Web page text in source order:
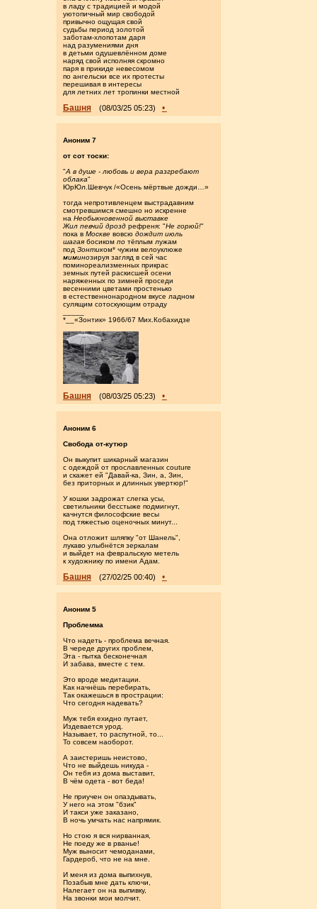
в ладу с традицией и модой
уютопичный мир свободой
привычно ощущая свой
судьбы период золотой
заботам-хлопотам даря
над разумениями дня
в детьми одушевлённом доме
наряд свой исполняя скромно
паря в прикиде невесомом
по ангельски все их протесты
перешивая в интересы
для летних лет тропинки местной
Башня (08/03/25 05:23) •
Аноним 7
от сот тоски:
"А в душе - любовь и вера разгребают
облака"
ЮрЮл.Шевчук /«Осень мёртвые дожди…»
тогда непротивленцем выстрадавним
смотревшимся смешно но искренне
на Необыкновенной выставке
Жил певчий дроздрефреня: "Не горюй!"
пока в Москвевовсю дождит июль
шагаябосиком потёплым лужам
под Зонтиком* чужим велоуклюже
миминозируя загляд в сей час
поминореализменных прикрас
земных путей раскисшей осени
наряженных по зимней проседи
весенними цветами простенько
в естественнонародном вкусе ладном
сулящим сотоскующим отраду
*__«Зонтик» 1966/67 Мих.Кобахидзе
Башня (08/03/25 05:23) •
Аноним 6
Свобода от-кутюр
Он выкупит шикарный магазин
с одеждой от прославленных couture
и скажет ей "Давай-ка, Зин, а, Зин,
без приторных и длинных увертюр!"
У кошки задрожат слегка усы,
светильники бесстыже подмигнут,
качнутся философские весы
под тяжестью оценочных минут...
Она отложит шляпку "от Шанель",
лукаво улыбнётся зеркалам
и выйдет на февральскую метель
к художнику по имени Адам.
Башня (27/02/25 00:40) •
Аноним 5
Проблемма
Что надеть - проблема вечная.
В череде других проблем,
Эта - пытка бесконечная
И забава, вместе с тем.
Это вроде медитации.
Как начнёшь перебирать,
Так окажешься в прострации:
Что сегодня надевать?
Муж тебя ехидно путает,
Издевается урод.
Называет, то распутной, то...
То совсем наоборот.
А заистеришь неистово,
Что не выйдешь никуда -
Он тебя из дома выставит,
В чём одета - вот беда!
Не приучен он опаздывать,
У него на этом "бзик"
И такси уже заказано,
В ночь умчать нас напрямик.
Но стою я вся нирванная,
Не поеду же в рванье!
Муж выносит чемоданами,
Гардероб, что не на мне.
И меня из дома выпихнув,
Позабыв мне дать ключи,
Налегает он на выпивку,
На звонки мои молчит.